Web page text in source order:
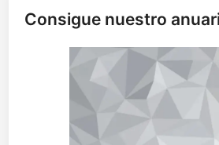
Consigue nuestro